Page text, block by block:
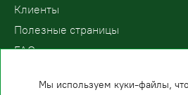
Клиенты
Полезные страницы
FAQ
Мы используем куки-файлы,